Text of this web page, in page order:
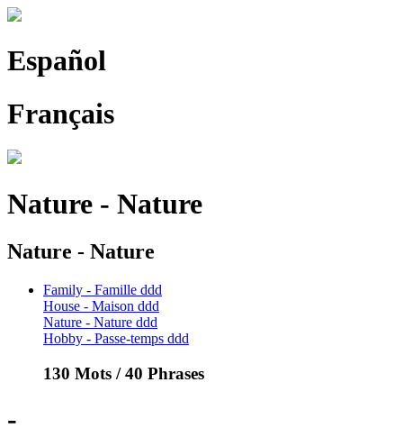
Español
Français
Nature - Nature
Nature - Nature
Family - Famille ddd
House - Maison ddd
Nature - Nature ddd
Hobby - Passe-temps ddd
130 Mots / 40 Phrases
-